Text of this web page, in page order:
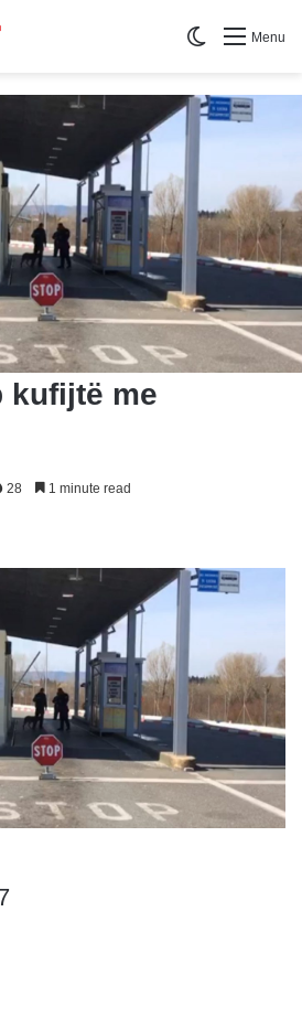
Menu
Switch skin
kufijtë me
28 1 minute read